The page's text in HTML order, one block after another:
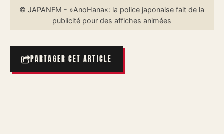
© JAPANFM - »AnoHana«: la police japonaise fait de la
publicité pour des affiches animées
PARTAGER CET ARTICLE